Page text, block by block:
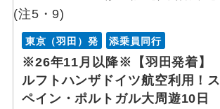
東京（羽田）発 添乗員同行
※26年11月以降※【羽田発着】
ルフトハンザドイツ航空利用！ス
ペイン・ポルトガル大周遊10日